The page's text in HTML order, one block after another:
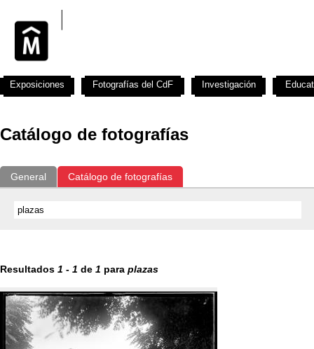
Catálogo de fotografías
General Catálogo de fotografías
Resultados 1 - 1 de 1 para plazas
Exposiciones Fotografías del CdF Investigación